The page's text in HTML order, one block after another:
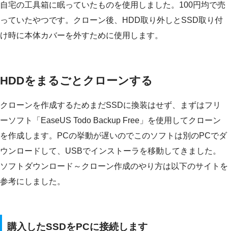
自宅の工具箱に眠っていたものを使用しました。100円均で売
っていたやつです。クローン後、HDD取り外しとSSD取り付
け時に本体カバーを外すために使用します。
HDDをまるごとクローンする
クローンを作成するためまだSSDに換装はせず、まずはフリ
ーソフト「EaseUS Todo Backup Free」を使用してクローン
を作成します。PCの挙動が遅いのでこのソフトは別のPCでダ
ウンロードして、USBでインストーラを移動してきました。
ソフトダウンロード～クローン作成のやり方は以下のサイトを
参考にしました。
購入したSSDをPCに接続します